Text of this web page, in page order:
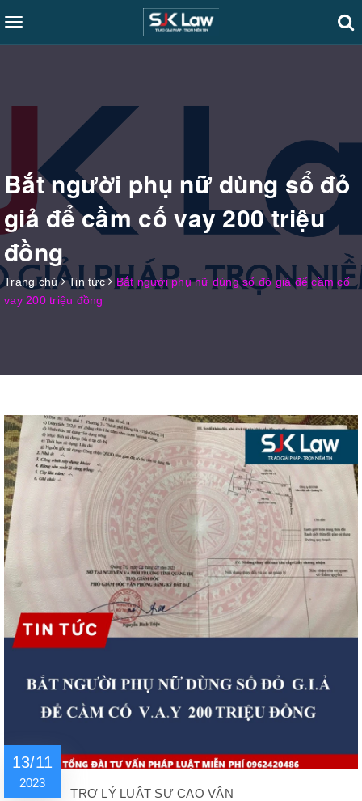
Toggle
navigation
Bắt người phụ nữ dùng sổ đỏ
giả để cầm cố vay 200 triệu
đồng
Trang chủ Tin tức
Bắt người phụ nữ dùng sổ đỏ giả để cầm cố
vay 200 triệu đồng
13/11
2023
TRỢ LÝ LUẬT SƯ CAO VÂN